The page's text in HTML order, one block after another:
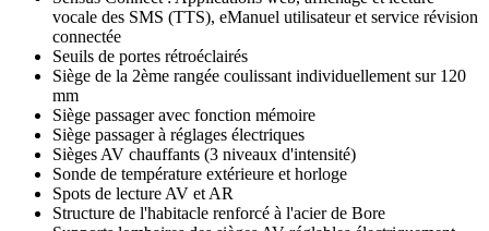
vocale des SMS (TTS), eManuel utilisateur et service révision
connectée
Seuils de portes rétroéclairés
Siège de la 2ème rangée coulissant individuellement sur 120
mm
Siège passager avec fonction mémoire
Siège passager à réglages électriques
Sièges AV chauffants (3 niveaux d'intensité)
Sonde de température extérieure et horloge
Spots de lecture AV et AR
Structure de l'habitacle renforcé à l'acier de Bore